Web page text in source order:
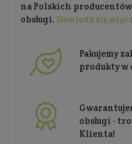
na Polskich producentów
obsługi. Dowiedz się
Pakujemy
produkty w
obsługi -
Klienta!